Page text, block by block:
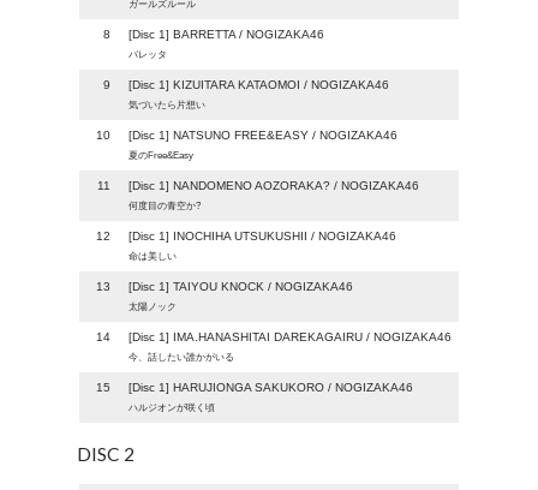
ガールズルール
8 [Disc 1] BARRETTA / NOGIZAKA46
バレッタ
9 [Disc 1] KIZUITARA KATAOMOI / NOGIZAKA46
気づいたら片想い
10 [Disc 1] NATSUNO FREE&EASY / NOGIZAKA46
夏のFree&Easy
11 [Disc 1] NANDOMENO AOZORAKA? / NOGIZAKA46
何度目の青空か?
12 [Disc 1] INOCHIHA UTSUKUSHII / NOGIZAKA46
命は美しい
13 [Disc 1] TAIYOU KNOCK / NOGIZAKA46
太陽ノック
14 [Disc 1] IMA.HANASHITAI DAREKAGAIRU / NOGIZAKA46
今、話したい誰かがいる
15 [Disc 1] HARUJIONGA SAKUKORO / NOGIZAKA46
ハルジオンが咲く頃
DISC 2